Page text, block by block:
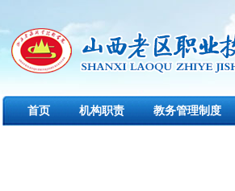
首页 机构职责 教务管理制度